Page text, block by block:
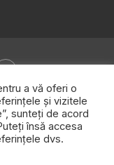
confidențialitate
a vă oferi o
și vizitele
sunteți de acord
însă accesa
dvs.